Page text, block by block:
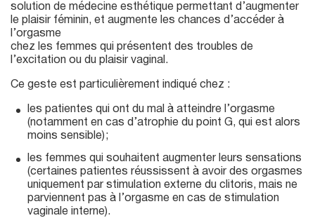
solution de médecine esthétique permettant d’augmenter
le plaisir féminin, et augmente les chances d’accéder à
l’orgasme
chez les femmes qui présentent des troubles de
l’excitation ou du plaisir vaginal.
Ce geste est particulièrement indiqué chez :
les patientes qui ont du mal à atteindre l’orgasme
(notamment en cas d’atrophie du point G, qui est alors
moins sensible) ;
les femmes qui souhaitent augmenter leurs sensations
(certaines patientes réussissent à avoir des orgasmes
uniquement par stimulation externe du clitoris, mais ne
parviennent pas à l’orgasme en cas de stimulation
vaginale interne).